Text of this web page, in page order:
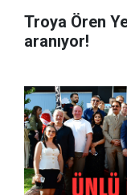
Troya Ören
aranıyor!